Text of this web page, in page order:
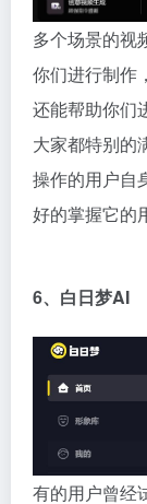
多个场景的视
你们进行制作
还能帮助你们
大家都特别的
操作的用户自
好的掌握它的
6、白日梦AI
有的用户曾经